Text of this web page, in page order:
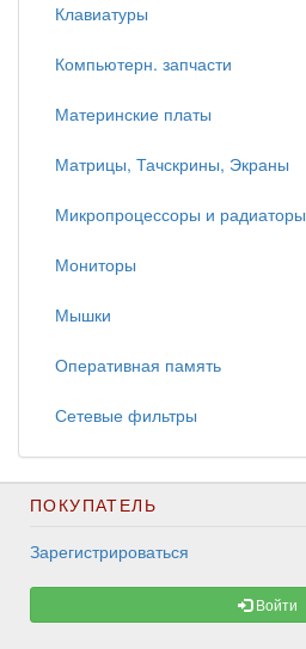
Клавиатуры
Компьютерн. запчасти
Материнские платы
Матрицы, Тачскрины, Экраны
Микропроцессоры и радиаторы
Мониторы
Мышки
Оперативная память
Сетевые фильтры
ПОКУПАТЕЛЬ
Зарегистрироваться
Войти